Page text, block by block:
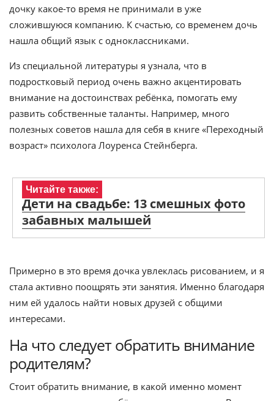
дочку какое-то время не принимали в уже
сложившуюся компанию. К счастью, со временем дочь
нашла общий язык с одноклассниками.
Из специальной литературы я узнала, что в
подростковый период очень важно акцентировать
внимание на достоинствах ребёнка, помогать ему
развить собственные таланты. Например, много
полезных советов нашла для себя в книге «Переходный
возраст» психолога Лоуренса Стейнберга.
Читайте также:
Дети на свадьбе: 13 смешных фото
забавных малышей
Примерно в это время дочка увлеклась рисованием, и я
стала активно поощрять эти занятия. Именно благодаря
ним ей удалось найти новых друзей с общими
интересами.
На что следует обратить внимание
родителям?
Стоит обратить внимание, в какой именно момент